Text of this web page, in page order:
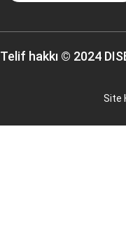
Telif hakkı © 2024
Site